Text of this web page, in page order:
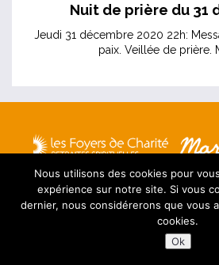
Nuit de prière du 31
Jeudi 31 décembre 2020 22h:
paix. Veillée de prière.
Mentions légales
Contact
Plan du site
FAQ
Nous utilisons des cookies pour
expérience sur notre site. Si vous
dernier, nous considérerons que vous
cookies.
Ok